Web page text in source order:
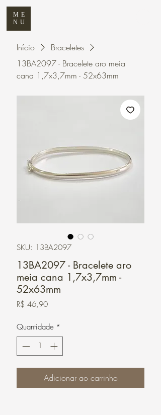
ME
NU
Início
Braceletes
13BA2097 - Bracelete aro meia
cana 1,7x3,7mm - 52x63mm
SKU: 13BA2097
13BA2097 - Bracelete aro
meia cana 1,7x3,7mm -
52x63mm
R$ 46,90Preço
Quantidade *
Adicionar ao carrinho